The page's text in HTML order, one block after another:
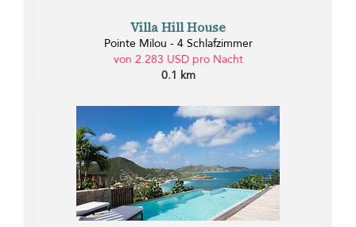
Villa Hill House
Pointe Milou - 4 Schlafzimmer
von 2.283 USD pro Nacht
0.1 km